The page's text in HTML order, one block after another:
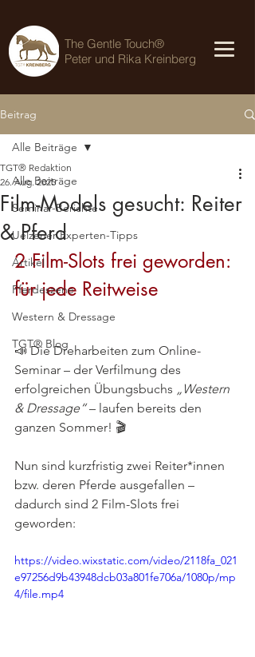
The Gentle Touch®
Peter und Rika Kreinberg
Beitrag
Alle Beiträge
Seminar-Berichte
Uelzener Experten-Tipps
Artikel
Pferdeszene
Western & Dressage
TGT® Blog
Alle Beiträge
Film-Models gesucht: Reiter
& Pferd
TGT® Redaktion
26. Aug. 2025
2 Film-Slots frei geworden:
für jede Reitweise
📣 Die Dreharbeiten zum Online-
Seminar – der Verfilmung des
erfolgreichen Übungsbuchs „Western
& Dressage“ – laufen bereits den
ganzen Sommer! 🎬
Nun sind kurzfristig zwei Reiter*innen
bzw. deren Pferde ausgefallen –
dadurch sind 2 Film-Slots frei
geworden:
https://video.wixstatic.com/video/2118fa_021
e97256d9b43948dcb03a801fe706a/1080p/mp
4/file.mp4